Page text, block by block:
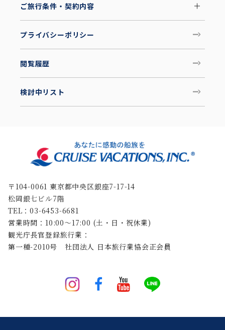
ご旅行条件・契約内容
プライバシーポリシー
閲覧履歴
検討中リスト
〒104-0061 東京都中央区銀座7-17-14
松岡銀七ビル7階
TEL：03-6453-6681
営業時間：10:00〜17:00 (土・日・祝休業)
観光庁長官登録旅行業：
第一種-2010号 社団法人 日本旅行業協会正会員